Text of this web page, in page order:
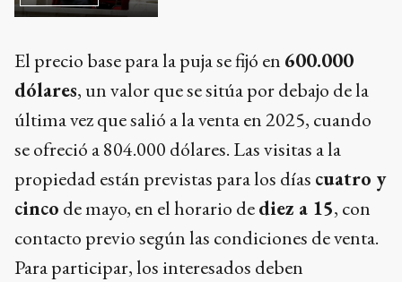
El precio base para la puja se fijó en 600.000
dólares, un valor que se sitúa por debajo de la
última vez que salió a la venta en 2025, cuando
se ofreció a 804.000 dólares. Las visitas a la
propiedad están previstas para los días cuatro y
cinco de mayo, en el horario dediez a 15, con
contacto previo según las condiciones de venta.
Para participar, los interesados deben